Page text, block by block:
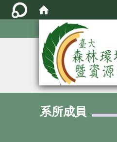
系所成員